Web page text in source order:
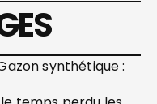
synthétique :